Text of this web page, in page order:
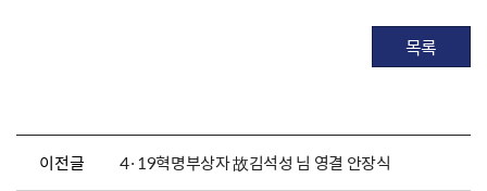
목록
이전글 4·19혁명부상자 故김석성 님 영결 안장식